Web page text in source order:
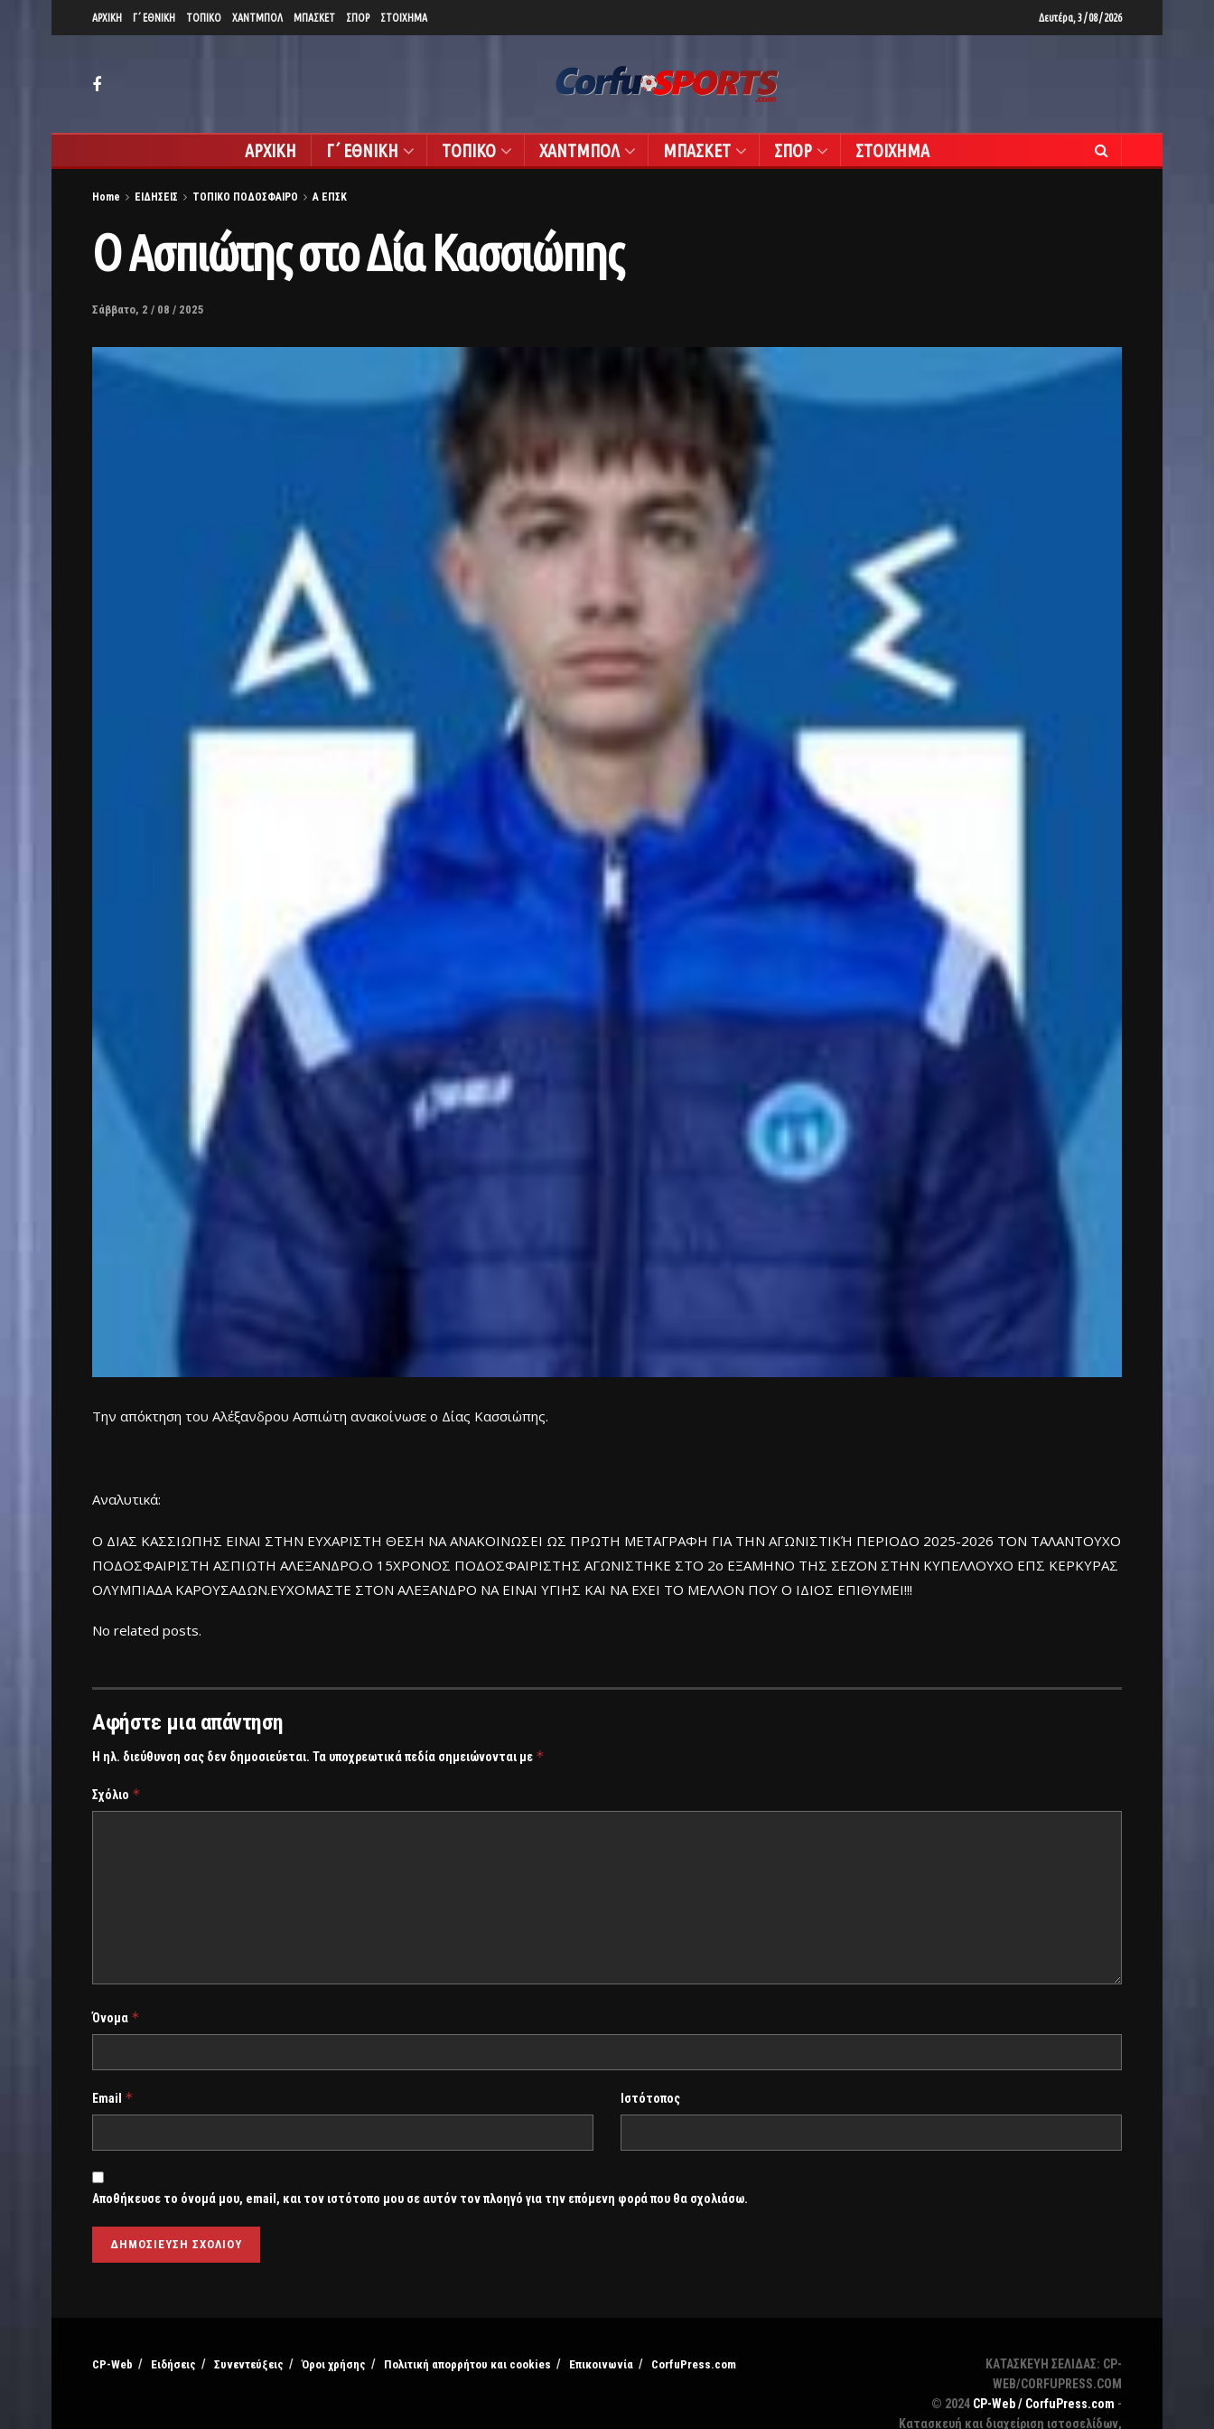
ΑΡΧΙΚΗ Γ΄ ΕΘΝΙΚΗ ΤΟΠΙΚΟ ΧΑΝΤΜΠΟΛ ΜΠΑΣΚΕΤ ΣΠΟΡ ΣΤΟΙΧΗΜΑ Δευτέρα, 3 / 08 / 2026
ΑΡΧΙΚΗ Γ΄ ΕΘΝΙΚΗ ΤΟΠΙΚΟ ΧΑΝΤΜΠΟΛ ΜΠΑΣΚΕΤ ΣΠΟΡ ΣΤΟΙΧΗΜΑ
Home ΕΙΔΗΣΕΙΣ ΤΟΠΙΚΟ ΠΟΔΟΣΦΑΙΡΟ Α ΕΠΣΚ
Ο Ασπιώτης στο Δία Κασσιώπης
Σάββατο, 2 / 08 / 2025
Την απόκτηση του Αλέξανδρου Ασπιώτη ανακοίνωσε ο Δίας Κασσιώπης.
Αναλυτικά:
Ο ΔΙΑΣ ΚΑΣΣΙΩΠΗΣ ΕΙΝΑΙ ΣΤΗΝ ΕΥΧΑΡΙΣΤΗ ΘΕΣΗ ΝΑ ΑΝΑΚΟΙΝΩΣΕΙ ΩΣ ΠΡΩΤΗ ΜΕΤΑΓΡΑΦΗ ΓΙΑ ΤΗΝ ΑΓΩΝΙΣΤΙΚΉ ΠΕΡΙΟΔΟ 2025-2026 ΤΟΝ ΤΑΛΑΝΤΟΥΧΟ
ΠΟΔΟΣΦΑΙΡΙΣΤΗ ΑΣΠΙΩΤΗ ΑΛΕΞΑΝΔΡΟ.Ο 15ΧΡΟΝΟΣ ΠΟΔΟΣΦΑΙΡΙΣΤΗΣ ΑΓΩΝΙΣΤΗΚΕ ΣΤΟ 2ο ΕΞΑΜΗΝΟ ΤΗΣ ΣΕΖΟΝ ΣΤΗΝ ΚΥΠΕΛΛΟΥΧΟ ΕΠΣ ΚΕΡΚΥΡΑΣ
ΟΛΥΜΠΙΑΔΑ ΚΑΡΟΥΣΑΔΩΝ.ΕΥΧΟΜΑΣΤΕ ΣΤΟΝ ΑΛΕΞΑΝΔΡΟ ΝΑ ΕΙΝΑΙ ΥΓΙΗΣ ΚΑΙ ΝΑ ΕΧΕΙ ΤΟ ΜΕΛΛΟΝ ΠΟΥ Ο ΙΔΙΟΣ ΕΠΙΘΥΜΕΙ!!!
No related posts.
Αφήστε μια απάντηση
Η ηλ. διεύθυνση σας δεν δημοσιεύεται. Τα υποχρεωτικά πεδία σημειώνονται με *
Σχόλιο *
Όνομα *
Email * Ιστότοπος
Αποθήκευσε το όνομά μου, email, και τον ιστότοπο μου σε αυτόν τον πλοηγό για την επόμενη φορά που θα σχολιάσω.
CP-Web Ειδήσεις Συνεντεύξεις Όροι χρήσης Πολιτική απορρήτου και cookies Επικοινωνία CorfuPress.com
ΚΑΤΑΣΚΕΥΗ ΣΕΛΙΔΑΣ: CP-
WEB/CORFUPRESS.COM
© 2024 CP-Web / CorfuPress.com -
Κατασκευή και διαχείριση ιστοσελίδων,